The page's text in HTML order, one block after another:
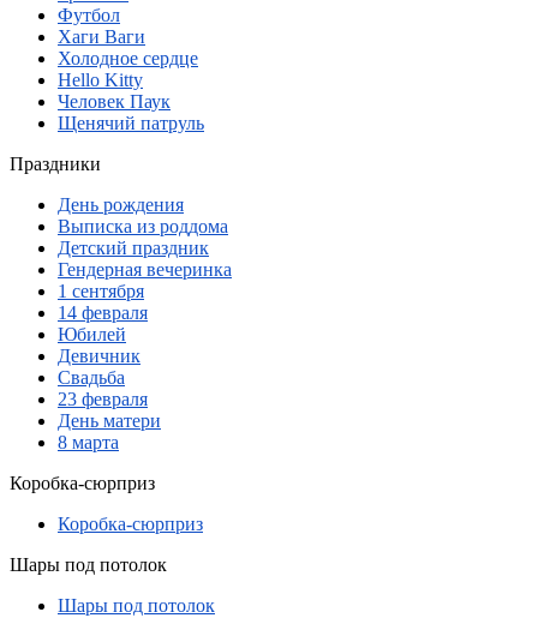
Футбол
Хаги Ваги
Холодное сердце
Hello Kitty
Человек Паук
Щенячий патруль
Праздники
День рождения
Выписка из роддома
Детский праздник
Гендерная вечеринка
1 сентября
14 февраля
Юбилей
Девичник
Свадьба
23 февраля
День матери
8 марта
Коробка-сюрприз
Коробка-сюрприз
Шары под потолок
Шары под потолок